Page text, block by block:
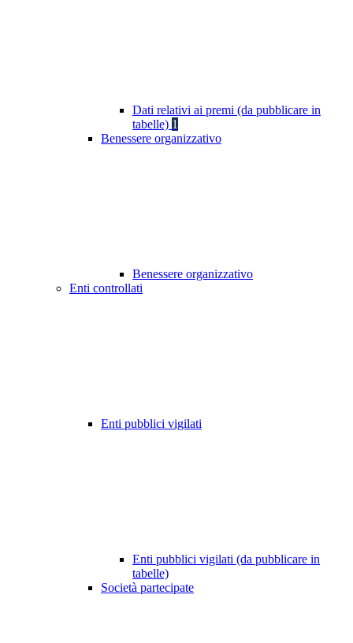
Dati relativi ai premi (da pubblicare in
tabelle) 1
Benessere organizzativo
Benessere organizzativo
Enti controllati
Enti pubblici vigilati
Enti pubblici vigilati (da pubblicare in
tabelle)
Società partecipate